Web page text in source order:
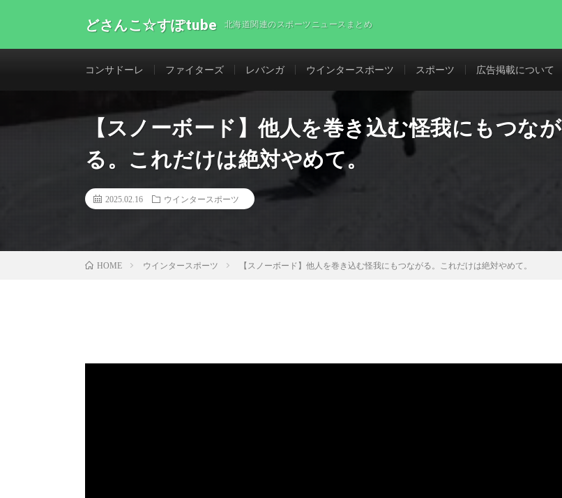
どさんこ☆すぽtube 北海道関連のスポーツニュースまとめ
コンサドーレ ファイターズ レバンガ ウインタースポーツ スポーツ 広告掲載について
【スノーボード】他人を巻き込む怪我にもつなが
る。これだけは絶対やめて。
2025.02.16 ウインタースポーツ
HOME ウインタースポーツ 【スノーボード】他人を巻き込む怪我にもつながる。これだけは絶対やめて。